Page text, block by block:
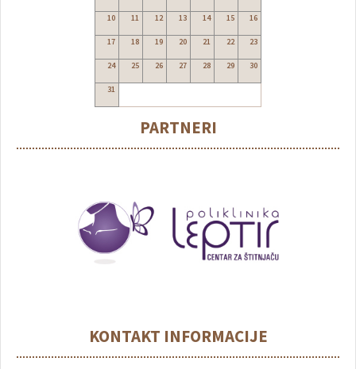
10 11 12 13 14 15 16
17 18 19 20 21 22 23
24 25 26 27 28 29 30
31
PARTNERI
KONTAKT INFORMACIJE